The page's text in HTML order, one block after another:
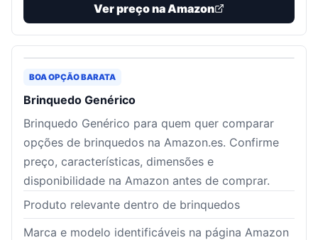
Ver preço na Amazon
BOA OPÇÃO BARATA
Brinquedo Genérico
Brinquedo Genérico para quem quer comparar
opções de brinquedos na Amazon.es. Confirme
preço, características, dimensões e
disponibilidade na Amazon antes de comprar.
Produto relevante dentro de brinquedos
Marca e modelo identificáveis na página Amazon